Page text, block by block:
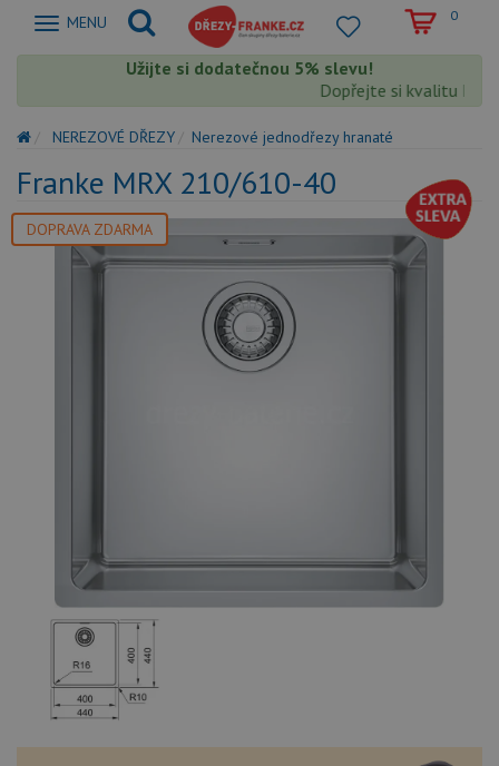
Zobrazit
MENU 0
Užijte si dodatečnou 5% slevu!
Dopřejte si kvalitu
NEREZOVÉ DŘEZY Nerezové jednodřezy hranaté
Franke MRX 210/610-40
DOPRAVA ZDARMA